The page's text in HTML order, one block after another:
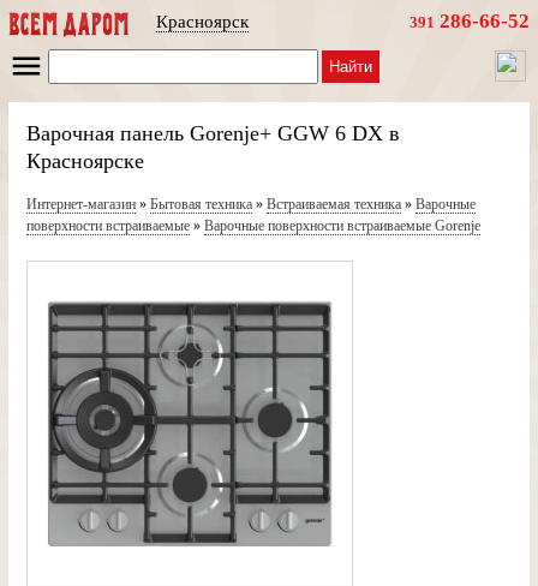
Красноярск 391 286-66-52
Найти
Варочная панель Gorenje+ GGW 6 DX в
Красноярске
Интернет-магазин» Бытовая техника» Встраиваемая техника» Варочные
поверхности встраиваемые» Варочные поверхности встраиваемые Gorenje